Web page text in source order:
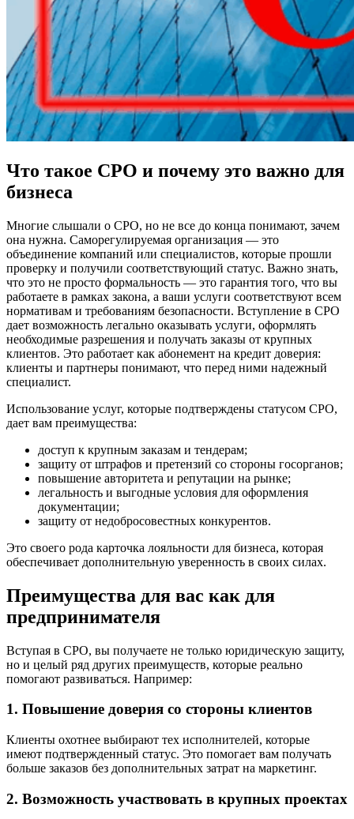
Что такое СРО и почему это важно для
бизнеса
Многие слышали о СРО, но не все до конца понимают, зачем
она нужна. Саморегулируемая организация — это
объединение компаний или специалистов, которые прошли
проверку и получили соответствующий статус. Важно знать,
что это не просто формальность — это гарантия того, что вы
работаете в рамках закона, а ваши услуги соответствуют всем
нормативам и требованиям безопасности. Вступление в СРО
дает возможность легально оказывать услуги, оформлять
необходимые разрешения и получать заказы от крупных
клиентов. Это работает как абонемент на кредит доверия:
клиенты и партнеры понимают, что перед ними надежный
специалист.
Использование услуг, которые подтверждены статусом СРО,
дает вам преимущества:
доступ к крупным заказам и тендерам;
защиту от штрафов и претензий со стороны госорганов;
повышение авторитета и репутации на рынке;
легальность и выгодные условия для оформления
документации;
защиту от недобросовестных конкурентов.
Это своего рода карточка лояльности для бизнеса, которая
обеспечивает дополнительную уверенность в своих силах.
Преимущества для вас как для
предпринимателя
Вступая в СРО, вы получаете не только юридическую защиту,
но и целый ряд других преимуществ, которые реально
помогают развиваться. Например:
1. Повышение доверия со стороны клиентов
Клиенты охотнее выбирают тех исполнителей, которые
имеют подтвержденный статус. Это помогает вам получать
больше заказов без дополнительных затрат на маркетинг.
2. Возможность участвовать в крупных проектах